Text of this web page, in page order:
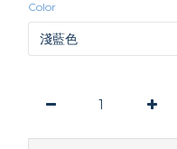
Color